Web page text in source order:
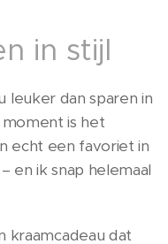
in stijl
leuker dan sparen in
is het
echt een favoriet in
en ik snap helemaal
kraamcadeau dat